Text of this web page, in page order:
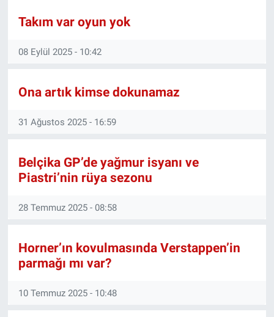
Takım var oyun yok
08 Eylül 2025 - 10:42
Ona artık kimse dokunamaz
31 Ağustos 2025 - 16:59
Belçika GP’de yağmur isyanı ve
Piastri’nin rüya sezonu
28 Temmuz 2025 - 08:58
Horner’ın kovulmasında Verstappen’in
parmağı mı var?
10 Temmuz 2025 - 10:48
Gün Ortası
Gündem Özel
Günün görüntüsü
Haber
Kimdir
Koronavirüs
Kültür Sanat
Ne demişti